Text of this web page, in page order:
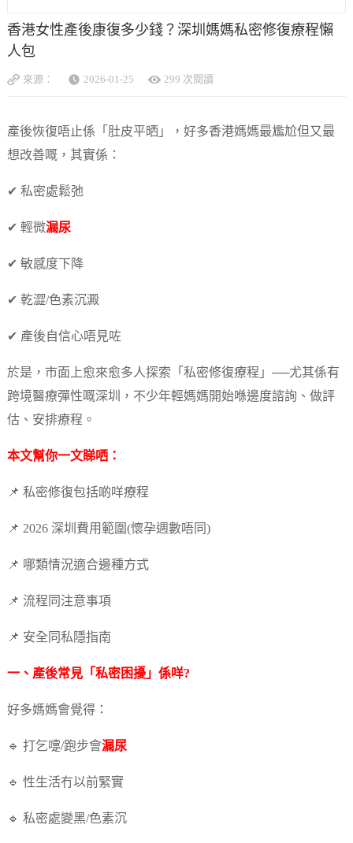
香港女性產後康復多少錢？深圳媽媽私密修復療程懶
人包
來源： 2026-01-25 299 次閱讀
產後恢復唔止係「肚皮平晒」，好多香港媽媽最尷尬但又最
想改善嘅，其實係：
✔ 私密處鬆弛
✔ 輕微漏尿
✔ 敏感度下降
✔ 乾澀/色素沉澱
✔ 產後自信心唔見咗
於是，市面上愈來愈多人探索「私密修復療程」──尤其係有
跨境醫療彈性嘅深圳，不少年輕媽媽開始喺邊度諮詢、做評
估、安排療程。
本文幫你一文睇哂：
📌 私密修復包括啲咩療程
📌 2026 深圳費用範圍(懷孕週數唔同)
📌 哪類情況適合邊種方式
📌 流程同注意事項
📌 安全同私隱指南
一、產後常見「私密困擾」係咩?
好多媽媽會覺得：
🔹 打乞嚏/跑步會漏尿
🔹 性生活冇以前緊實
🔹 私密處變黑/色素沉